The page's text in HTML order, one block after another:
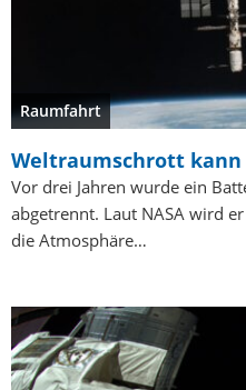
Raumfahrt
Weltraumschrott
Vor drei Jahren wurde ein
abgetrennt. Laut NASA wird
die Atmosphäre…